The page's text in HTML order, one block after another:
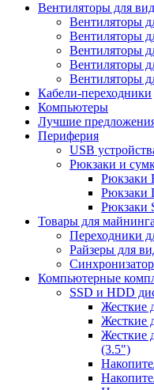
Вентиляторы для
Вентиляторы
Вентиляторы
Вентиляторы
Вентиляторы
Вентиляторы
Кабели-переходники
Компьютеры
Лучшие
Периферия
USB
Рюкзаки и
Рюкзаки
Рюкзаки
Рюкзаки
Товары для майнинга
Переходники
Райзеры для
Компьютерные
SSD и HDD
Жесткие
Жесткие
Жесткие
(3.5")